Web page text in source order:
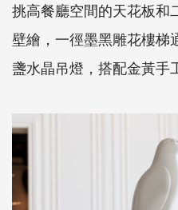
挑高餐廳空間的天花板和
壁繪，一徑墨黑雕花樓梯
盞水晶吊燈，搭配金黃手